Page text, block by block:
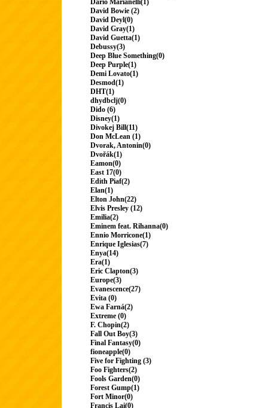
Dario Marianelli(1)
David Bowie (2)
David Deyl(0)
David Gray(1)
David Guetta(1)
Debussy(3)
Deep Blue Something(0)
Deep Purple(1)
Demi Lovato(1)
Desmod(1)
DHT(1)
dhydbclj(0)
Dido (6)
Disney(1)
Divokej Bill(11)
Don McLean (1)
Dvorak, Antonin(0)
Dvořák(1)
Eamon(0)
East 17(0)
Edith Piaf(2)
Elan(1)
Elton John(22)
Elvis Presley (12)
Emilia(2)
Eminem feat. Rihanna(0)
Ennio Morricone(1)
Enrique Iglesias(7)
Enya(14)
Era(1)
Eric Clapton(3)
Europe(3)
Evanescence(27)
Evita (0)
Ewa Farná(2)
Extreme (0)
F. Chopin(2)
Fall Out Boy(3)
Final Fantasy(0)
fioneapple(0)
Five for Fighting (3)
Foo Fighters(2)
Fools Garden(0)
Forest Gump(1)
Fort Minor(0)
Francis Lai(0)